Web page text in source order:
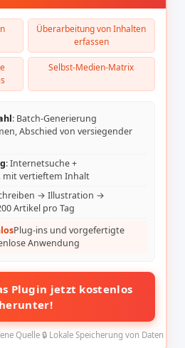
Überarbeitung von Inhalten
erfassen
Selbst-Medien-Matrix
: Batch-Generierung
Abschied von versiegender
: Internetsuche +
mit vertieftem Inhalt
→ Illustration →
Artikel pro Tag
Plug-ins und vorgefertigte
Anwendung
Plugin jetzt kostenlos
herunter!
Quelle·🔒 Lokale Speicherung von Daten